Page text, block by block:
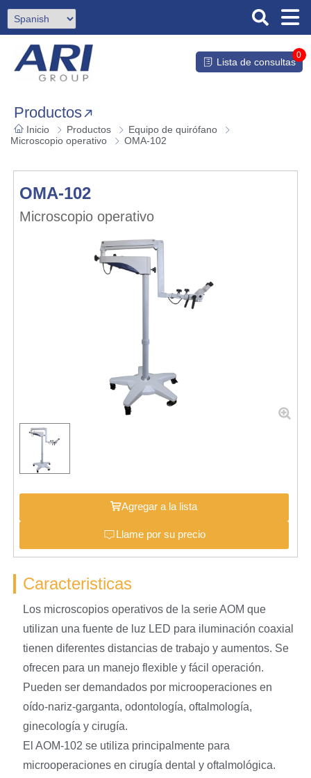
Lista de consultas
0
Productos
Inicio Productos
Equipo de quirófano
Microscopio operativo
OMA-102
OMA-102
Microscopio operativo
Agregar a la lista
Llame por su precio
Caracteristicas
Los microscopios operativos de la serie AOM que
utilizan una fuente de luz LED para iluminación coaxial
tienen diferentes distancias de trabajo y aumentos. Se
ofrecen para un manejo flexible y fácil operación.
Pueden ser demandados por microoperaciones en
oído-nariz-garganta, odontología, oftalmología,
ginecología y cirugía.
El AOM-102 se utiliza principalmente para
microoperaciones en cirugía dental y oftalmológica.